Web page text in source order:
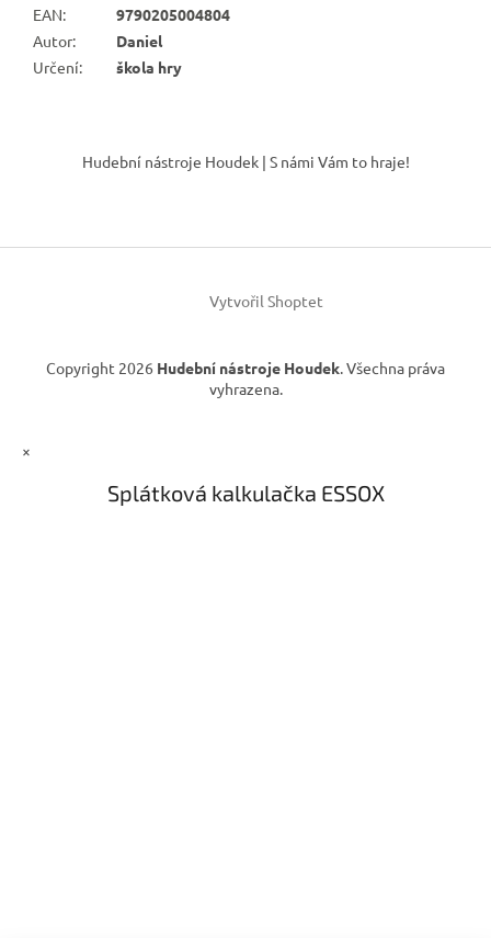
EAN:
9790205004804
Autor:
Daniel
Určení: škola hry
í
Hudební nástroje Houdek | S námi Vám to hraje!
Vytvořil Shoptet
Copyright 2026 Hudební nástroje Houdek. Všechna práva
vyhrazena.
×
Splátková kalkulačka ESSOX